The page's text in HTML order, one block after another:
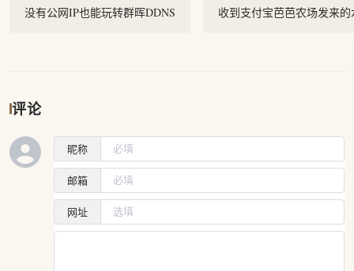
没有公网IP也能玩转群晖DDNS 收到支付宝芭芭农场发来的
评论
昵称
邮箱
网址